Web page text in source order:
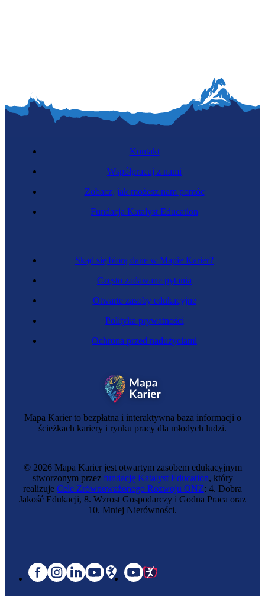
Mapa Karier to bezpłatna i interaktywna baza informacji o
ścieżkach kariery i rynku pracy dla młodych ludzi.
Skąd się biorą dane w Mapie Karier?
Często zadawane pytania
Otwarte zasoby edukacyjne
Polityka prywatności
Ochrona przed nadużyciami
Kontakt
Współpracuj z nami
Zobacz, jak możesz nam pomóc
Fundacja Katalyst Education
© 2026 Mapa Karier jest otwartym zasobem edukacyjnym
stworzonym przez fundację Katalyst Education, który
realizuje Cele Zrównoważonego Rozwoju ONZ: 4. Dobra
Jakość Edukacji, 8. Wzrost Gospodarczy i Godna Praca oraz
10. Mniej Nierówności.